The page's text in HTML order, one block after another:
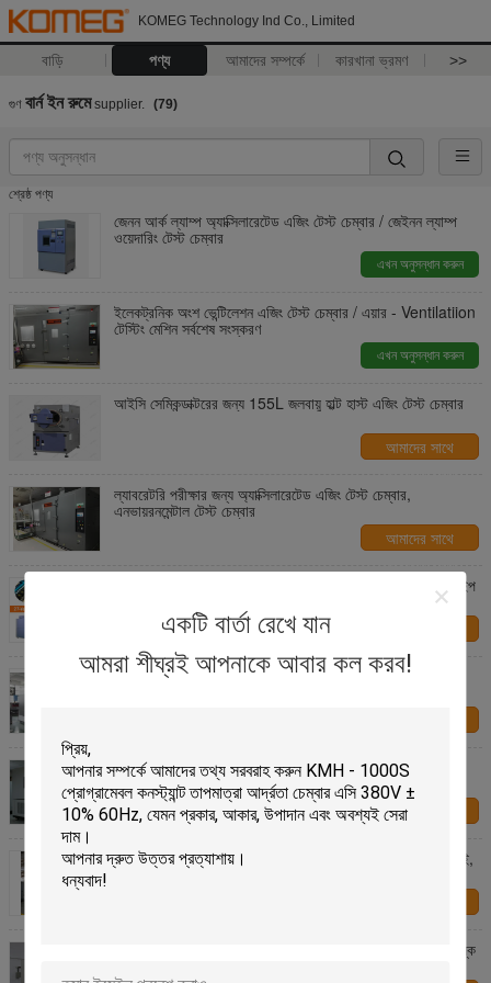
KOMEG Technology Ind Co., Limited
বাড়ি পণ্য আমাদের সম্পর্কে কারখানা ভ্রমণ >>
একটি বার্তা রেখে যান
আমরা শীঘ্রই আপনাকে আবার কল করব!
গুণ বার্ন ইন রুমেsupplier. (79)
শ্রেষ্ঠ পণ্য
জেনন আর্ক ল্যাম্প অ্যাক্সিলারেটেড এজিং টেস্ট চেম্বার / জেইনন ল্যাম্প
ওয়েদারিং টেস্ট চেম্বার
এখন অনুসন্ধান করুন
ইলেকট্রনিক অংশ ভেন্টিলেশন এজিং টেস্ট চেম্বার / এয়ার - Ventilatiion
টেস্টিং মেশিন সর্বশেষ সংস্করণ
এখন অনুসন্ধান করুন
আইসি সেমিকন্ডাক্টরের জন্য 155L জলবায়ু হাল্ট হাস্ট এজিং টেস্ট চেম্বার
আমাদের সাথে
ল্যাবরেটরি পরীক্ষার জন্য অ্যাক্সিলারেটেড এজিং টেস্ট চেম্বার,
এনভায়রনমেন্টাল টেস্ট চেম্বার
আমাদের সাথে
কাস্টমাইজযোগ্য এয়ার ভেন্টিলেশন এজিং টেস্ট মেশিন / এয়ার এক্সচেঞ্জ টাইপ
যোগাযোগ করুন
বড় টেকসই বায়ুচলাচল এজিং টেস্ট চেম্বার / কেবল বায়ুচলাচল প্রতিরোধ
UV Xenon ল্যাম্প আবহাওয়া আগাছা পরীক্ষা চেম্বার অটো যন্ত্রাংশ
প্লাস্টিক ফেইড হলুদ জন্য
আমাদের সাথে
8 সিবিএম এলসিডি ডিসপ্লে বার্ন-ইন এজিং টেস্ট চেম্বার রিলিবল্যাটি সিই,
সিউল, আইএসও কম্পিউটারের জন্য
বৈদ্যুতিন পণ্যগুলির জন্য এলসিডি টিভি কম্পিউটারের জন্য ঘরে বৃদ্ধ বয়স্ক